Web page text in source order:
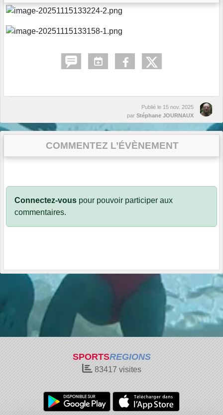
Publié le 15 nov. 2025
par Stéphane JOURNAUX
COMMENTEZ L’ÉVÈNEMENT
Connectez-vous pour pouvoir participer aux
commentaires.
SPORTSREGIONS
83417 visites